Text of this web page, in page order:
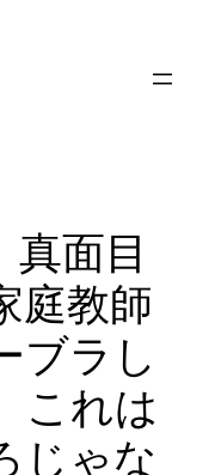
面目
庭教師
ブラし
これは
じゃな